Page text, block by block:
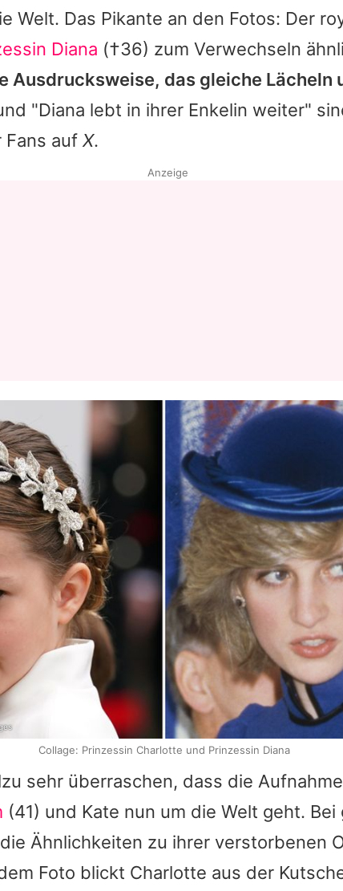
Welt. Das Pikante an den Fotos: Der
Diana (†36) zum Verwechseln
Ausdrucksweise, das gleiche Lächeln
"Diana lebt in ihrer Enkelin weiter"
Fans auf X.
sehr überraschen, dass die
(41) und Kate nun um die Welt geht. Bei
Ähnlichkeiten zu ihrer verstorbenen
Foto blickt Charlotte aus der
Anzeige
Collage: Prinzessin Charlotte und Prinzessin Diana